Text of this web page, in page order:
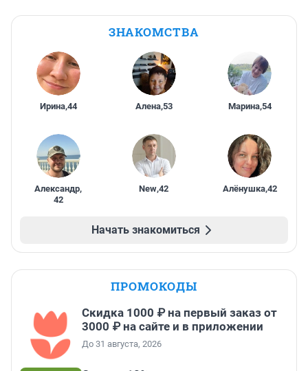
ЗНАКОМСТВА
Ирина,44 Алена,53 Марина,54
Александр,
42
New,42 Алёнушка,42
Начать знакомиться
ПРОМОКОДЫ
Скидка 1000 ₽ на первый заказ от
3000 ₽ на сайте и в приложении
До 31 августа, 2026